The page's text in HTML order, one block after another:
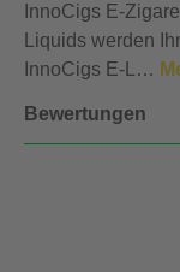
InnoCigs E-
Liquids werden
InnoCigs E-L…
Bewertungen